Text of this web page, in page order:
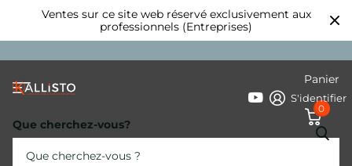
Ventes sur ce site web réservé exclusivement aux
professionnels (Entreprises)
Que cherchez-vous?
S'identifier
Panier
0